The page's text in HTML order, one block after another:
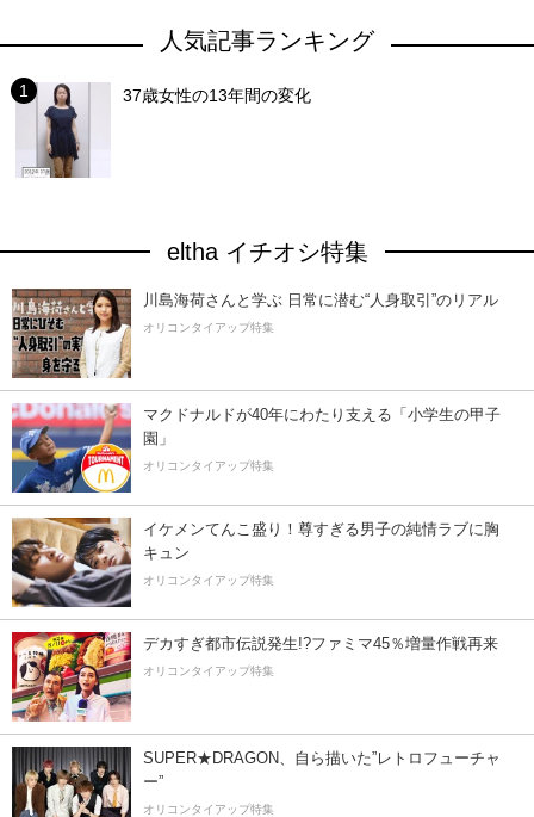
人気記事ランキング
37歳女性の13年間の変化
eltha イチオシ特集
川島海荷さんと学ぶ 日常に潜む“人身取引”のリアル
オリコンタイアップ特集
マクドナルドが40年にわたり支える「小学生の甲子
園」
オリコンタイアップ特集
イケメンてんこ盛り！尊すぎる男子の純情ラブに胸
キュン
オリコンタイアップ特集
デカすぎ都市伝説発生!?ファミマ45％増量作戦再来
オリコンタイアップ特集
SUPER★DRAGON、自ら描いた”レトロフューチャ
ー”
オリコンタイアップ特集